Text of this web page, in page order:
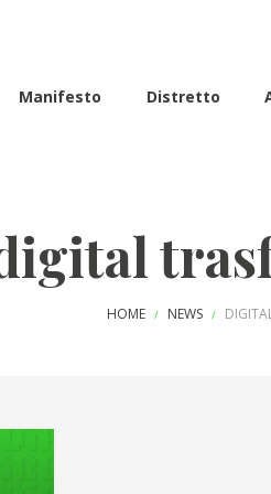
Manifesto Distretto
HOME / NEWS /